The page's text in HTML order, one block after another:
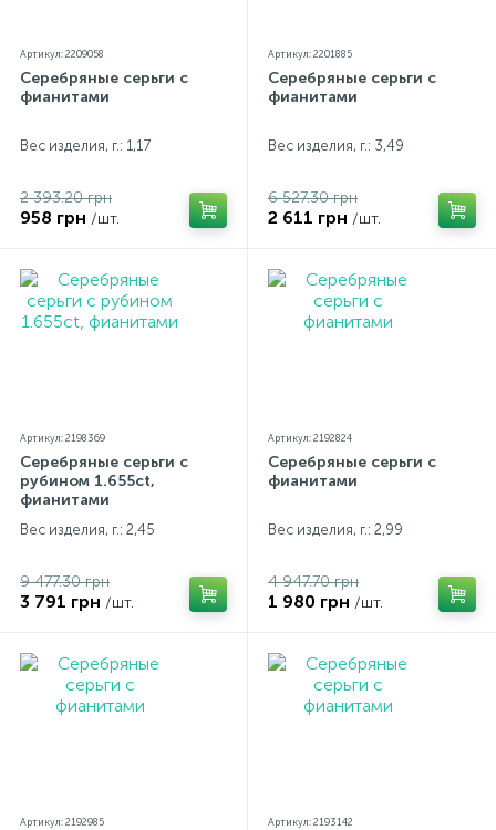
Артикул: 2209058
Серебряные серьги с
фианитами
Вес изделия, г.: 1,17
2 393.20 грн
958 грн /шт.
Артикул: 2201885
Серебряные серьги с
фианитами
Вес изделия, г.: 3,49
6 527.30 грн
2 611 грн /шт.
Артикул: 2198369
Серебряные серьги с
рубином 1.655ct,
фианитами
Вес изделия, г.: 2,45
9 477.30 грн
3 791 грн /шт.
Артикул: 2192824
Серебряные серьги с
фианитами
Вес изделия, г.: 2,99
4 947.70 грн
1 980 грн /шт.
Артикул: 2192985 Артикул: 2193142